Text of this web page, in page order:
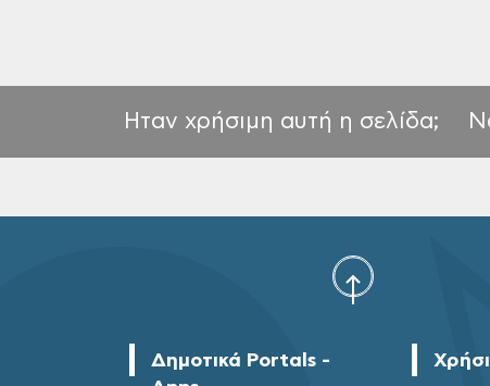
Ηταν χρήσιμη αυτή η σελίδα;
Δημοτικά Portals -